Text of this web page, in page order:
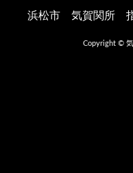
浜松市 気賀関所 指
Copyright ©